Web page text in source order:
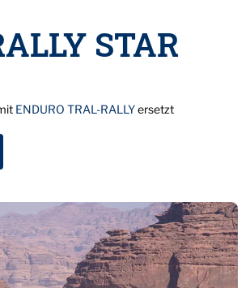
STAR
ENDURO TRAL-RALLYersetzt